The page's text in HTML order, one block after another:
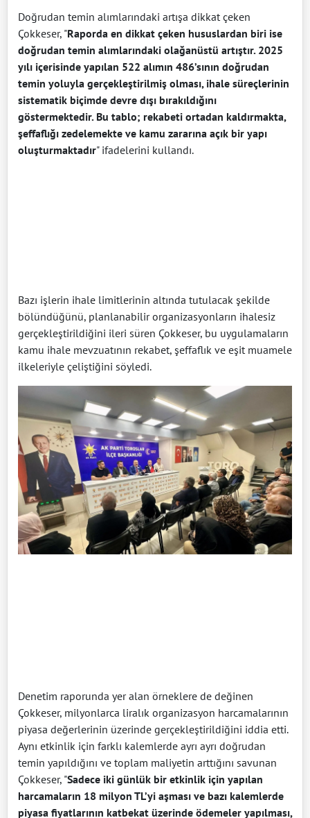
Doğrudan temin alımlarındaki artışa dikkat çeken
Çokkeser, "Raporda en dikkat çeken hususlardan biri ise
doğrudan temin alımlarındaki olağanüstü artıştır. 2025
yılı içerisinde yapılan 522 alımın 486’sının doğrudan
temin yoluyla gerçekleştirilmiş olması, ihale süreçlerinin
sistematik biçimde devre dışı bırakıldığını
göstermektedir. Bu tablo; rekabeti ortadan kaldırmakta,
şeffaflığı zedelemekte ve kamu zararına açık bir yapı
oluşturmaktadır" ifadelerini kullandı.
Bazı işlerin ihale limitlerinin altında tutulacak şekilde
bölündüğünü, planlanabilir organizasyonların ihalesiz
gerçekleştirildiğini ileri süren Çokkeser, bu uygulamaların
kamu ihale mevzuatının rekabet, şeffaflık ve eşit muamele
ilkeleriyle çeliştiğini söyledi.
Denetim raporunda yer alan örneklere de değinen
Çokkeser, milyonlarca liralık organizasyon harcamalarının
piyasa değerlerinin üzerinde gerçekleştirildiğini iddia etti.
Aynı etkinlik için farklı kalemlerde ayrı ayrı doğrudan
temin yapıldığını ve toplam maliyetin arttığını savunan
Çokkeser, "Sadece iki günlük bir etkinlik için yapılan
harcamaların 18 milyon TL’yi aşması ve bazı kalemlerde
piyasa fiyatlarının katbekat üzerinde ödemeler yapılması,